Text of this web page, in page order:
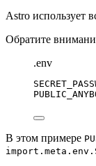
Astro использует
Обратите
.env
В этом примере